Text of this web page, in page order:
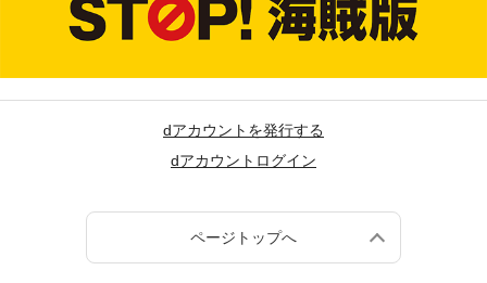
dアカウントを発行する
dアカウントログイン
ページトップへ